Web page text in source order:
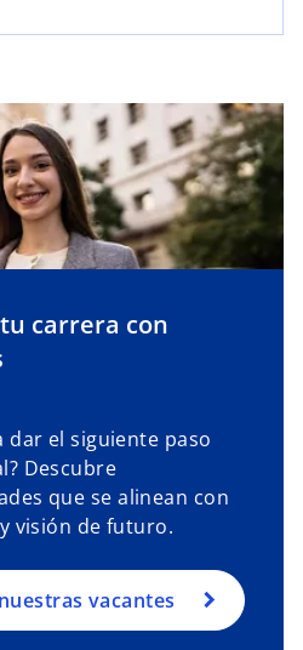
carrera con
dar el siguiente paso
Descubre
que se alinean con
visión de futuro.
vacantes